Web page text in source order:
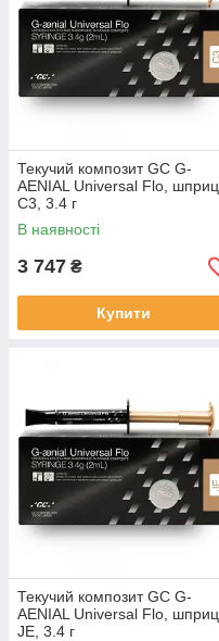
Текучий композит GC G-
AENIAL Universal Flo, шприц
C3, 3.4 г
В наявності
3 747 ₴
Купити
Текучий композит GC G-
AENIAL Universal Flo, шприц
JE, 3.4 г